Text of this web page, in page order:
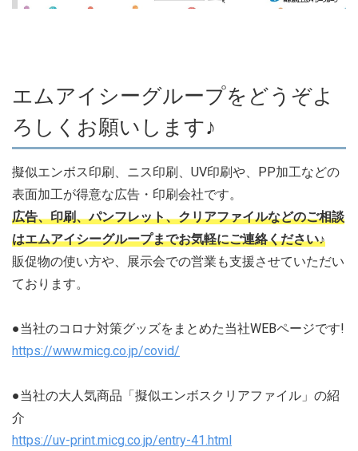
エムアイシーグループをどうぞよ
ろしくお願いします♪
擬似エンボス印刷、ニス印刷、UV印刷や、PP加工などの
表面加工が得意な広告・印刷会社です。
広告、印刷、パンフレット、クリアファイルなどのご相談
はエムアイシーグループまでお気軽にご連絡ください♪
販促物の使い方や、展示会での営業も支援させていただい
ております。
●当社のコロナ対策グッズをまとめた当社WEBページです!
https://www.micg.co.jp/covid/
●当社の大人気商品「擬似エンボスクリアファイル」の紹
介
https://uv-print.micg.co.jp/entry-41.html